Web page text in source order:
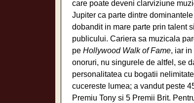
care poate deveni clarviziune
Jupiter ca parte dintre
dobandit in mare parte prin talent
publicului. Cariera sa muzicala
pe Hollywood Walk of Fame, iar in
onoruri, nu singurele de altfel, se
personalitatea cu bogatii
cucereste lumea; a vandut peste
Premiu Tony si 5 Premii Brit.